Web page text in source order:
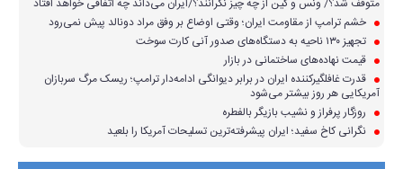
خشم ترامپ از مقاومت ایران؛ وقتی اوضاع بر وفق مراد دونالد پیش نمی‌رود
تجهیز ۱۳۰ ناحیه به دستگاه‌های صدور آنی کارت سوخت
قیمت نهاده‌های ساختمانی در بازار
قدرت غافلگیرکننده ایران در برابر دیوانگی ادامه‌دار ترامپ؛ ریسک مرگ سربازان
آمریکایی هر روز بیشتر می‌شود
روزگار پرفراز و نشیب بازیگر بالفطره
نگرانی کاخ سفید؛ ایران پیشرفته‌ترین تسلیحات آمریکا را بلعید